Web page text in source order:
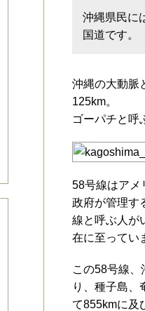
沖縄県民に
国道です。
沖縄の大動脈
125km。
ゴーパチと呼
58号線はアメ
政府が管理す
線と呼ぶ人が
在に至ってい
この58号線、
り、種子島、
て855kmに及